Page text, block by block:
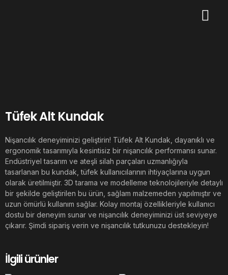
Tüfek Alt Kundak
Nişancılık deneyiminizi geliştirin! Tüfek Alt Kundak, dayanıklı ve
ergonomik tasarımıyla kesintisiz bir nişancılık performansı sunar.
Endüstriyel tasarım ve ateşli silah parçaları uzmanlığıyla
tasarlanan bu kundak, tüfek kullanıcılarının ihtiyaçlarına uygun
olarak üretilmiştir. 3D tarama ve modelleme teknolojileriyle detaylı
bir şekilde geliştirilen bu ürün, sağlam malzemeden yapılmıştır ve
uzun ömürlü kullanım sağlar. Kolay montaj özellikleriyle kullanıcı
dostu bir deneyim sunar ve nişancılık deneyiminizi üst seviyeye
çıkarır. Şimdi sipariş verin ve nişancılık tutkunuzu destekleyin!
İlgili ürünler